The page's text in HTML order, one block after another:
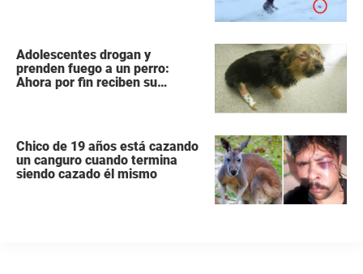
Adolescentes drogan y
prenden fuego a un perro:
Ahora por fin reciben su
Chico de 19 años está cazando
un canguro cuando termina
siendo cazado él mismo